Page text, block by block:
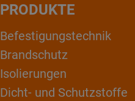
PRODUKTE
Befestigungstechnik
Brandschutz
Isolierungen
Dicht- und Schutzstoffe